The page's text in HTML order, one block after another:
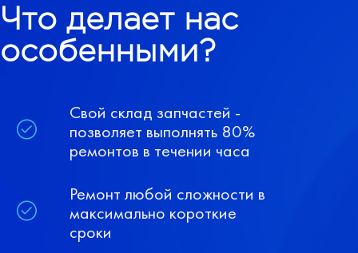
Что делает нас
особенными?
Свой склад запчастей -
позволяет выполнять 80%
ремонтов в течении часа
Ремонт любой сложности в
максимально короткие
сроки